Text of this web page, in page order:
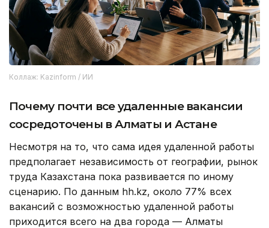
Коллаж: Kazinform / ИИ
Почему почти все удаленные вакансии
сосредоточены в Алматы и Астане
Несмотря на то, что сама идея удаленной работы
предполагает независимость от географии, рынок
труда Казахстана пока развивается по иному
сценарию. По данным hh.kz, около 77% всех
вакансий с возможностью удаленной работы
приходится всего на два города — Алматы